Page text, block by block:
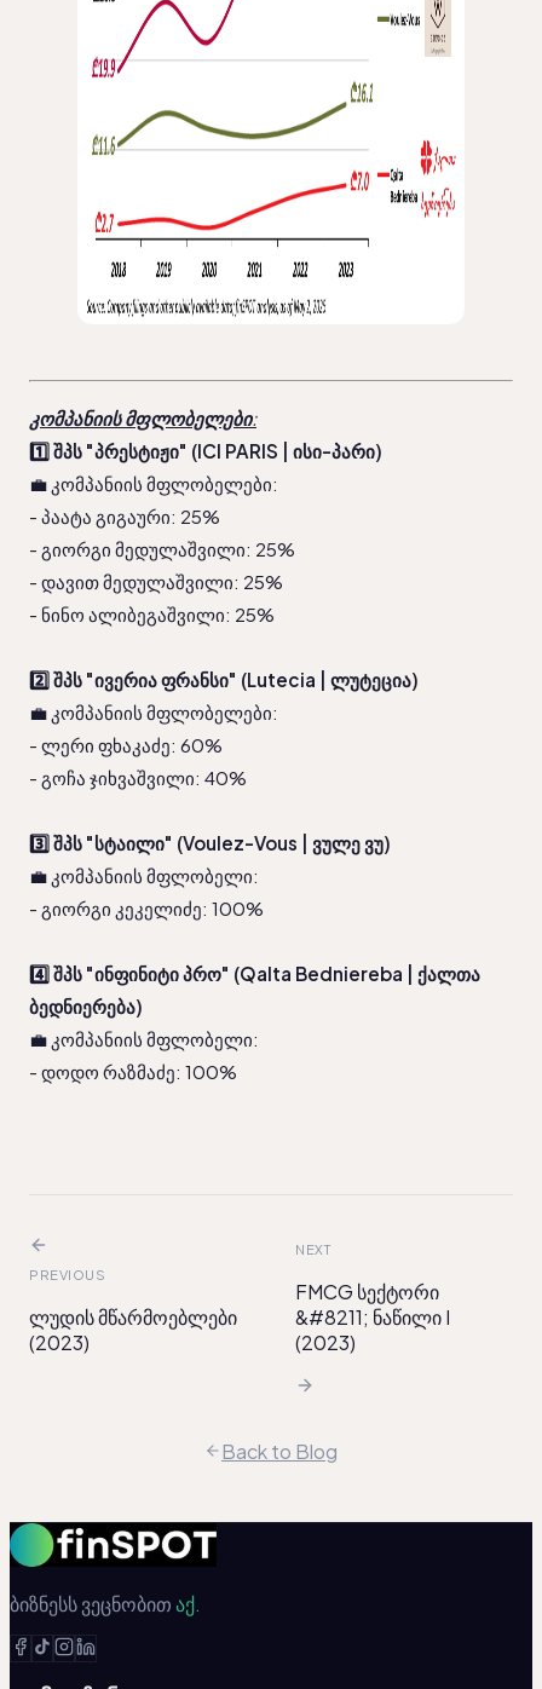
კომპანიის მფლობელები:
1️⃣ შპს "პრესტიჟი" (ICI PARIS | ისი-პარი)
💼 კომპანიის მფლობელები:
- პაატა გიგაური: 25%
- გიორგი მედულაშვილი: 25%
- დავით მედულაშვილი: 25%
- ნინო ალიბეგაშვილი: 25%
2️⃣ შპს "ივერია ფრანსი" (Lutecia | ლუტეცია)
💼 კომპანიის მფლობელები:
- ლერი ფხაკაძე: 60%
- გოჩა ჯიხვაშვილი: 40%
3️⃣ შპს "სტაილი" (Voulez-Vous | ვულე ვუ)
💼 კომპანიის მფლობელი:
- გიორგი კეკელიძე: 100%
4️⃣ შპს "ინფინიტი პრო" (Qalta Bedniereba | ქალთა
ბედნიერება)
💼 კომპანიის მფლობელი:
- დოდო რაზმაძე: 100%
PREVIOUS
ლუდის მწარმოებლები
(2023)
NEXT
FMCG სექტორი
&#8211; ნაწილი I
(2023)
Back to Blog
ბიზნესს ვეცნობითაქ.